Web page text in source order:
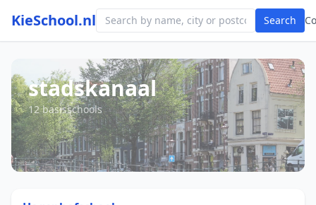
KieSchool.nl Search
stadskanaal
12 basisschools